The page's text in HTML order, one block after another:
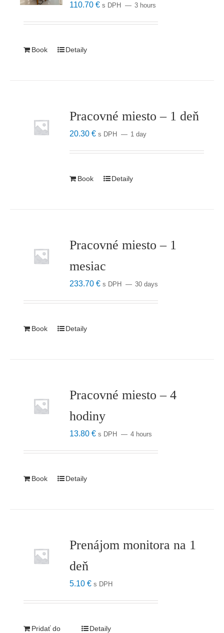
110.70€ s DPH 3 hours
Book Detaily
Pracovné miesto – 1 deň
20.30€ s DPH 1 day
Book Detaily
Pracovné miesto – 1
mesiac
233.70€ s DPH 30 days
Book Detaily
Pracovné miesto – 4
hodiny
13.80€ s DPH 4 hours
Book Detaily
Prenájom monitora na 1
deň
5.10€ s DPH
Pridať do
Detaily